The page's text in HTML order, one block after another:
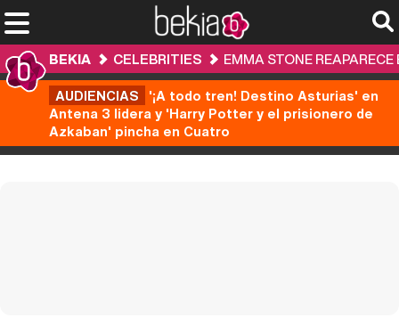
BEKIA CELEBRITIES
EMMA STONE
AUDIENCIAS '¡A todo tren! Destino Asturias' en
Antena 3 lidera y 'Harry Potter y el prisionero de
Azkaban' pincha en Cuatro